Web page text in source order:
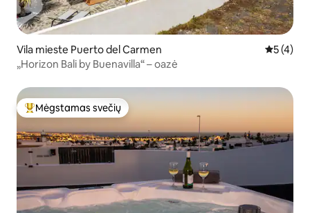
Vila mieste Puerto del Carmen Vidutinis
5 (4)
„Horizon Bali by Buenavilla“ – oazė
Svečių mėgstamiausias
Mėgstamas svečių